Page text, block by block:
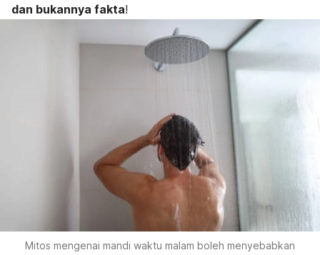
dan bukannya fakta!
Mitos mengenai mandi waktu malam boleh menyebabkan